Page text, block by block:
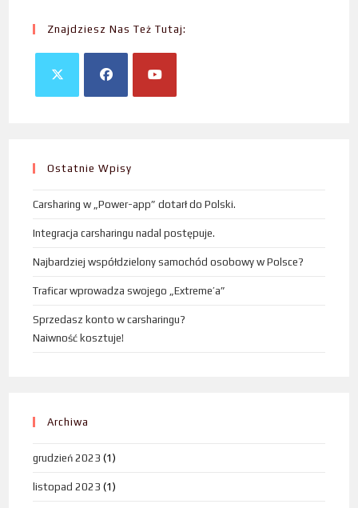
Znajdziesz Nas Też Tutaj:
Ostatnie Wpisy
Carsharing w „Power-app” dotarł do Polski.
Integracja carsharingu nadal postępuje.
Najbardziej współdzielony samochód osobowy w Polsce?
Traficar wprowadza swojego „Extreme’a”
Sprzedasz konto w carsharingu?
Naiwność kosztuje!
Archiwa
grudzień 2023 (1)
listopad 2023 (1)